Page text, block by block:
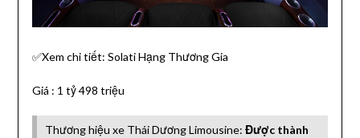
✅Xem chi tiết: Solati Hạng Thương Gia
Giá : 1 tỷ 498 triệu
Thương hiệu xe Thái Dương Limousine: Được thành